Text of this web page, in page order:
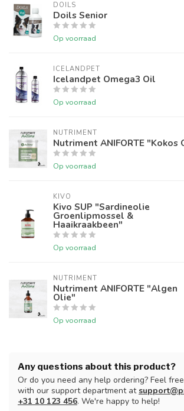
DOILS
Doils Senior
Op voorraad
ICELANDPET
Icelandpet Omega3 Oil
Op voorraad
NUTRIMENT
Nutriment ANIFORTE "Kokos
Op voorraad
KIVO
Kivo SUP "Sardineolie
Groenlipmossel &
Haaikraakbeen"
Op voorraad
NUTRIMENT
Nutriment ANIFORTE "Algen
Olie"
Op voorraad
Any questions about this product?
Or do you need any help ordering? Feel
with our support department at
+31 10 123 456. We're happy to help!